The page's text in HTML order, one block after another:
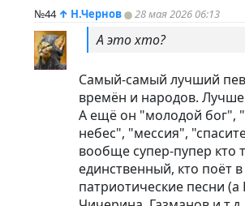
№44 ↑ Н.Чернов 28 мая 2026 06:13
А это хто?
Самый-самый лучший
времён и народов. Лучше
А ещё он "молодой бог",
небес", "мессия",
вообще супер-пупер кто
единственный, кто поёт
патриотические песни (а